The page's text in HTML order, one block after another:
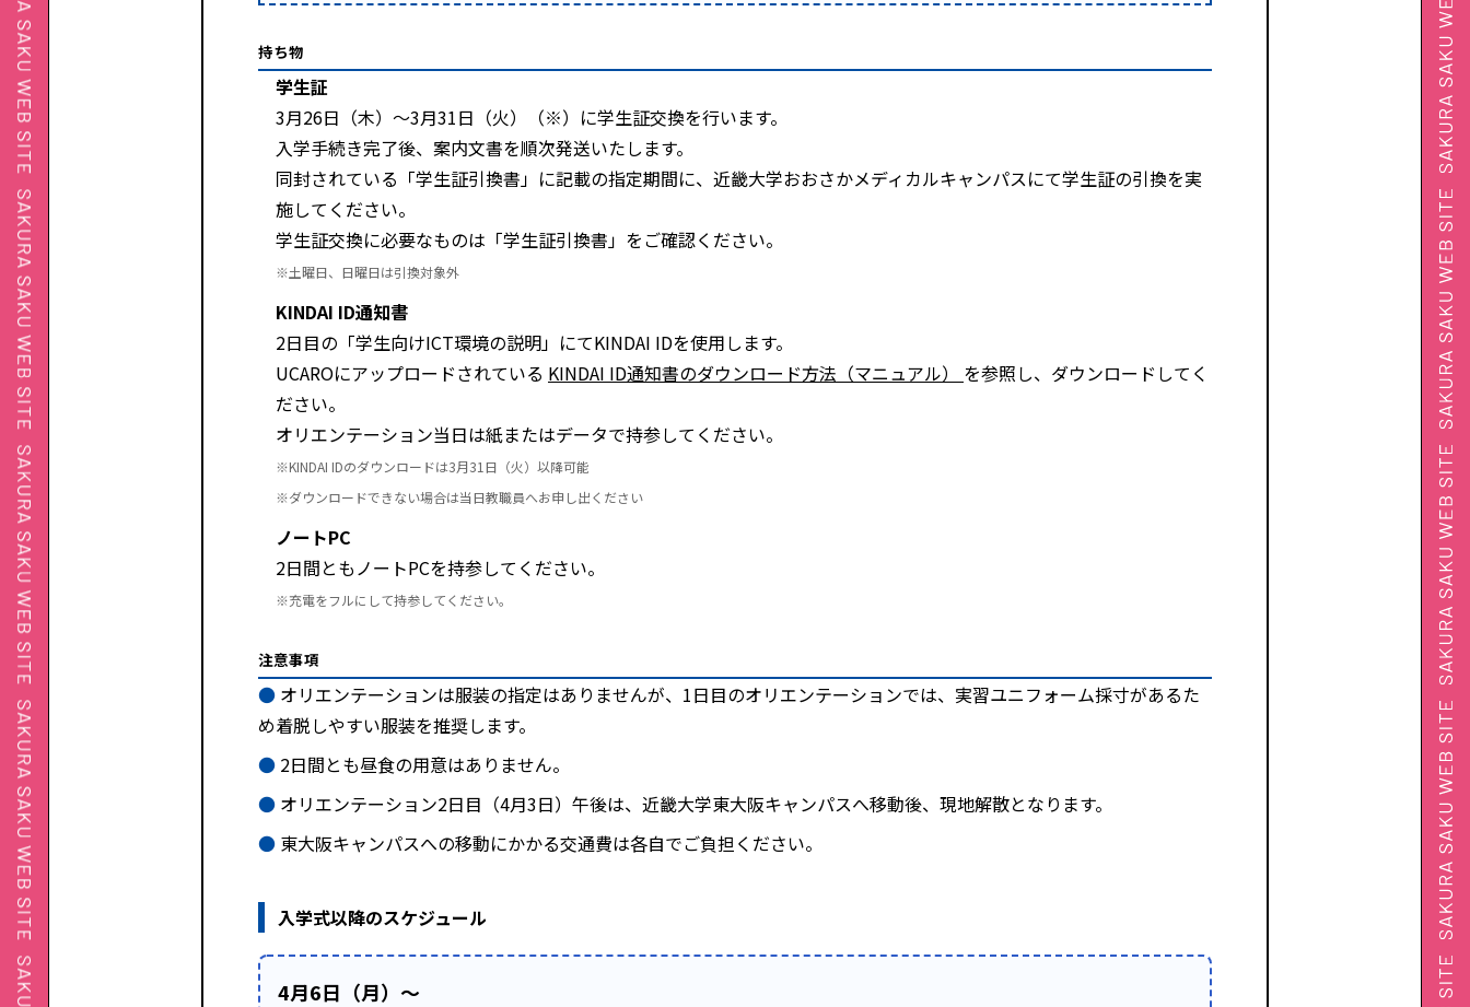
持ち物
学生証
3月26日（木）～3月31日（火）（※）に学生証交換を行います。
入学手続き完了後、案内文書を順次発送いたします。
同封されている「学生証引換書」に記載の指定期間に、近畿大学おおさかメディカルキャンパスにて学生証の引換を実
施してください。
学生証交換に必要なものは「学生証引換書」をご確認ください。
※土曜日、日曜日は引換対象外
KINDAI ID通知書
2日目の「学生向けICT環境の説明」にてKINDAI IDを使用します。
UCAROにアップロードされている KINDAI ID通知書のダウンロード方法（マニュアル） を参照し、ダウンロードしてく
ださい。
オリエンテーション当日は紙またはデータで持参してください。
※KINDAI IDのダウンロードは3月31日（火）以降可能
※ダウンロードできない場合は当日教職員へお申し出ください
ノートPC
2日間ともノートPCを持参してください。
※充電をフルにして持参してください。
注意事項
オリエンテーションは服装の指定はありませんが、1日目のオリエンテーションでは、実習ユニフォーム採寸があるた
め着脱しやすい服装を推奨します。
2日間とも昼食の用意はありません。
オリエンテーション2日目（4月3日）午後は、近畿大学東大阪キャンパスへ移動後、現地解散となります。
東大阪キャンパスへの移動にかかる交通費は各自でご負担ください。
入学式以降のスケジュール
4月6日（月）～